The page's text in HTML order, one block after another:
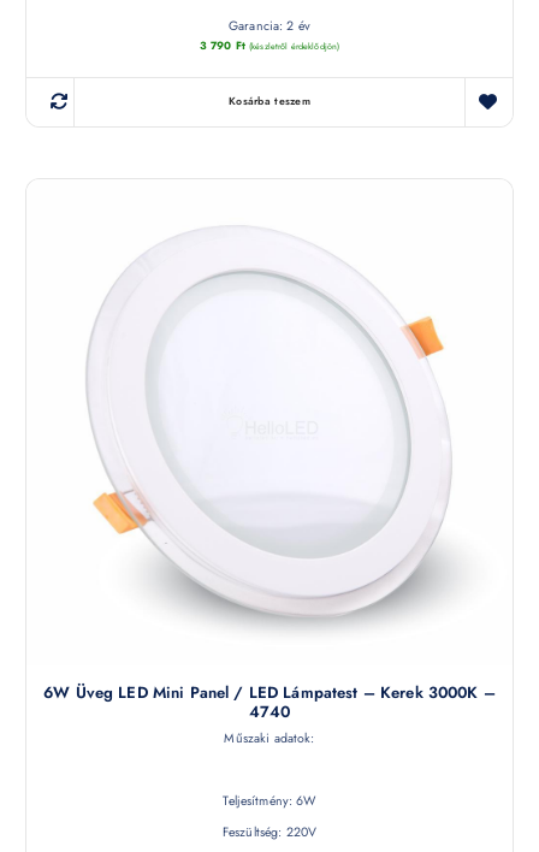
Garancia: 2 év
3 790 Ft (készletről érdeklődjön)
Kosárba teszem
6W Üveg LED Mini Panel / LED Lámpatest – Kerek 3000K –
4740
Műszaki adatok:
Teljesítmény: 6W
Feszültség: 220V